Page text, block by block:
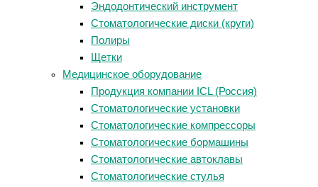
Эндодонтический инструмент
Стоматологические диски (круги)
Полиры
Щетки
Медицинское оборудование
Продукция компании ICL (Россия)
Стоматологические установки
Стоматологические компрессоры
Стоматологические бормашины
Стоматологические автоклавы
Стоматологические стулья